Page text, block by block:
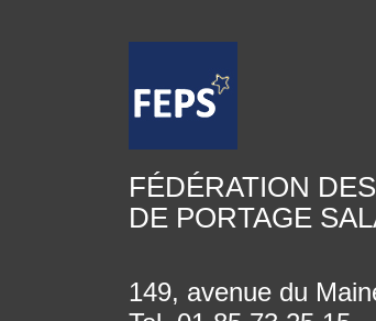
FÉDÉRATION
DE PORTAGE
149, avenue du